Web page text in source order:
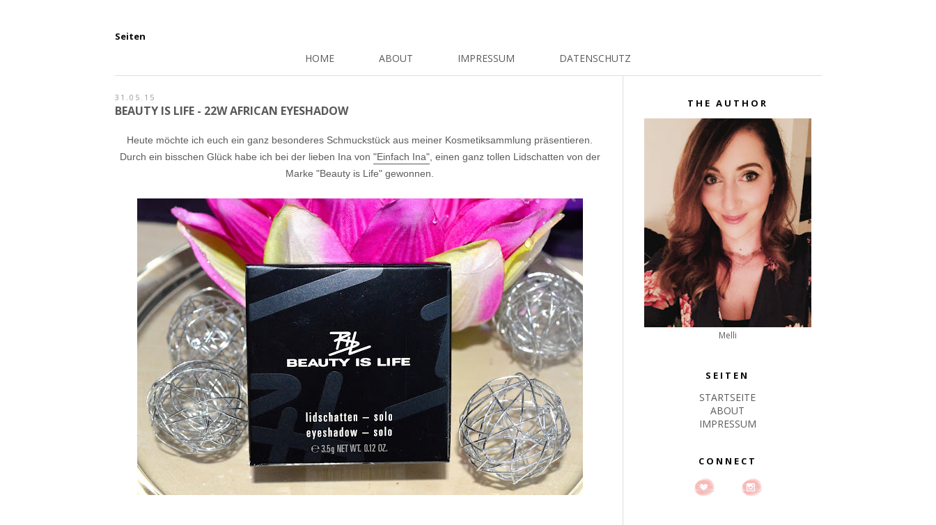
Seiten
HOME ABOUT IMPRESSUM DATENSCHUTZ
31.05.15
BEAUTY IS LIFE - 22W AFRICAN EYESHADOW
Heute möchte ich euch ein ganz besonderes Schmuckstück aus meiner Kosmetiksammlung präsentieren.
Durch ein bisschen Glück habe ich bei der lieben Ina von "Einfach Ina", einen ganz tollen Lidschatten von der
Marke "Beauty is Life" gewonnen.
THE AUTHOR
Melli
SEITEN
STARTSEITE
ABOUT
IMPRESSUM
CONNECT